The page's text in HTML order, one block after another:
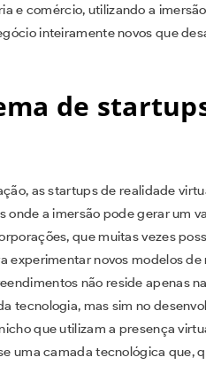
e comércio, utilizando a
inteiramente novos que
de
as startups de realidade
a imersão pode gerar um
que muitas vezes
experimentar novos modelos
não reside apenas
tecnologia, mas sim no
que utilizam a presença
uma camada tecnológica que,